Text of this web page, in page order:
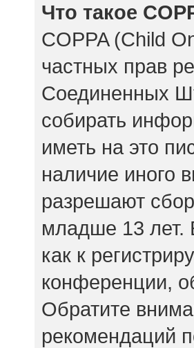
Что такое
COPPA (Child
частных прав
Соединенных
собирать
иметь на это
наличие иного
разрешают
младше 13 лет.
как к
конференции,
Обратите
рекомендаций